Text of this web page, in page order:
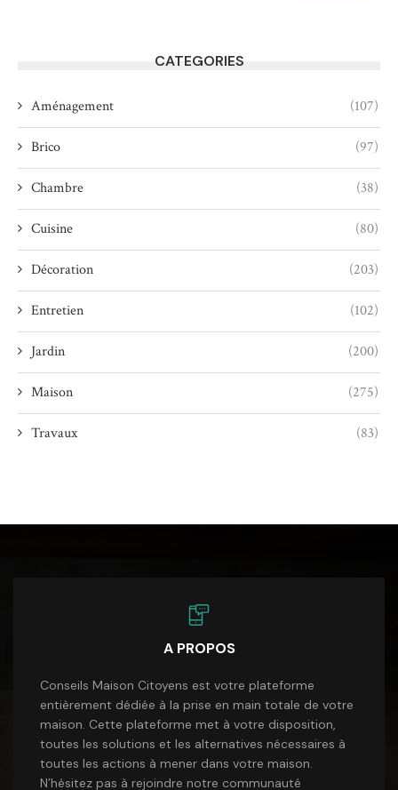
CATEGORIES
Aménagement (107)
Brico (97)
Chambre (38)
Cuisine (80)
Décoration (203)
Entretien (102)
Jardin (200)
Maison (275)
Travaux (83)
A PROPOS
Conseils Maison Citoyens est votre plateforme
entièrement dédiée à la prise en main totale de votre
maison. Cette plateforme met à votre disposition,
toutes les solutions et les alternatives nécessaires à
toutes les actions à mener dans votre maison.
N’hésitez pas à rejoindre notre communauté